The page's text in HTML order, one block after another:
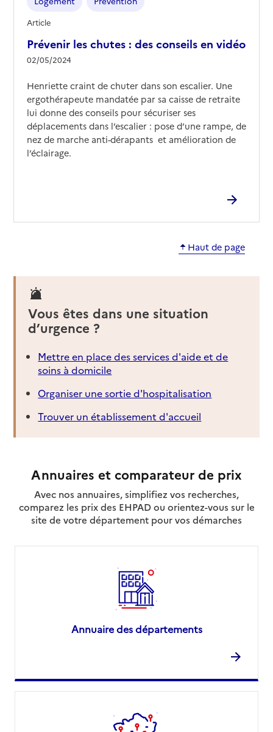
Prévenir les chutes : des conseils en vidéo
02/05/2024
Article
Henriette craint de chuter dans son escalier. Une
ergothérapeute mandatée par sa caisse de retraite
lui donne des conseils pour sécuriser ses
déplacements dans l’escalier : pose d’une rampe, de
nez de marche anti-dérapants et amélioration de
l’éclairage.
Haut de page
Vous êtes dans une situation
d’urgence ?
Mettre en place des services d'aide et de
soins à domicile
Organiser une sortie d'hospitalisation
Trouver un établissement d'accueil
Annuaires et comparateur de prix
Avec nos annuaires, simplifiez vos recherches,
comparez les prix des EHPAD ou orientez-vous sur le
site de votre département pour vos démarches
Annuaire des départements